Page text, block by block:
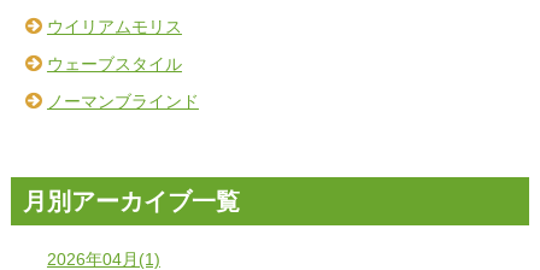
ウイリアムモリス
ウェーブスタイル
ノーマンブラインド
月別アーカイブ一覧
2026年04月(1)